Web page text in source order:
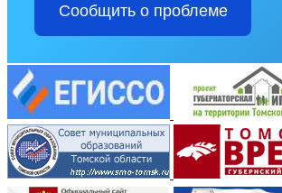
Сообщить о проблеме